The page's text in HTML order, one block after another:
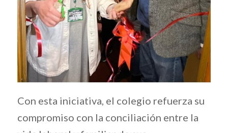
Con esta iniciativa, el colegio refuerza su
compromiso con la conciliación entre la